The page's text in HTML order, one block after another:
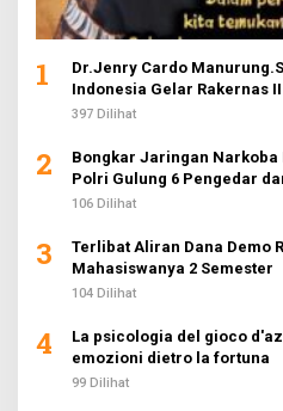
1
Dr.Jenry Cardo
Indonesia Gelar Rakernas
397 Dilihat
2
Bongkar Jaringan
Polri Gulung 6 Pengedar
106 Dilihat
3
Terlibat Aliran Dana Demo
Mahasiswanya 2 Semester
104 Dilihat
4
La psicologia del gioco
emozioni dietro la fortuna
99 Dilihat